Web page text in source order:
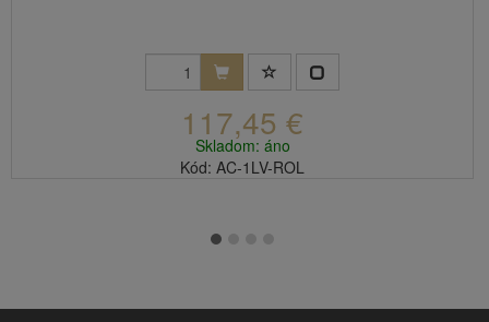
117,45 €
Skladom: áno
Kód: AC-1LV-ROL